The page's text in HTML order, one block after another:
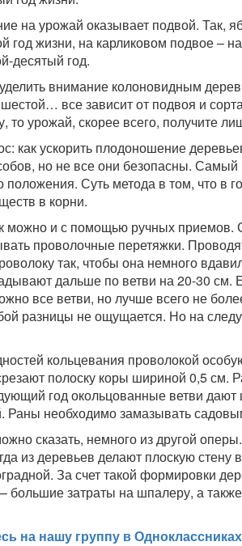
на урожай оказывает подвой. Так,
год жизни, на карликовом подвое –
десятый год.
внимание колоновидным
шестой… все зависит от подвоя и
то урожай, скорее всего, получите
как ускорить плодоношение
но не все они безопасны.
положения. Суть метода в том, что в
в корни.
можно и с помощью ручных приемов.
проволочные перетяжки.
так, чтобы она немного
дальше по ветви на 20-30 см.
все ветви, но лучше всего не
разницы не ощущается. Но на
кольцевания проволокой
полоску коры шириной 0,5 см.
год окольцованные ветви
Раны необходимо замазывать
сказать, немного из другой
из деревьев делают плоскую стену
За счет такой формировки
большие затраты на шпалеру, а
на нашу группу в Одноклассниках